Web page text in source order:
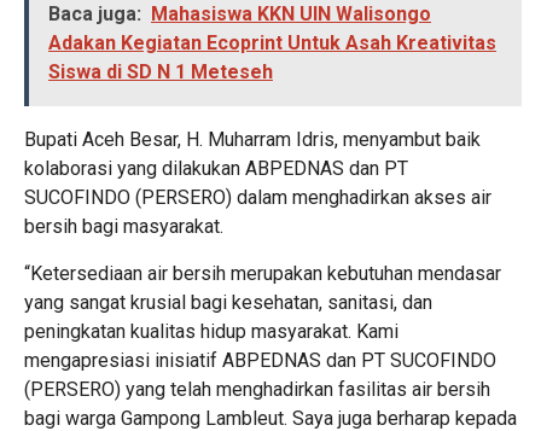
Baca juga: Mahasiswa KKN UIN Walisongo
Adakan Kegiatan Ecoprint Untuk Asah Kreativitas
Siswa di SD N 1 Meteseh
Bupati Aceh Besar, H. Muharram Idris, menyambut baik
kolaborasi yang dilakukan ABPEDNAS dan PT
SUCOFINDO (PERSERO) dalam menghadirkan akses air
bersih bagi masyarakat.
“Ketersediaan air bersih merupakan kebutuhan mendasar
yang sangat krusial bagi kesehatan, sanitasi, dan
peningkatan kualitas hidup masyarakat. Kami
mengapresiasi inisiatif ABPEDNAS dan PT SUCOFINDO
(PERSERO) yang telah menghadirkan fasilitas air bersih
bagi warga Gampong Lambleut. Saya juga berharap kepada